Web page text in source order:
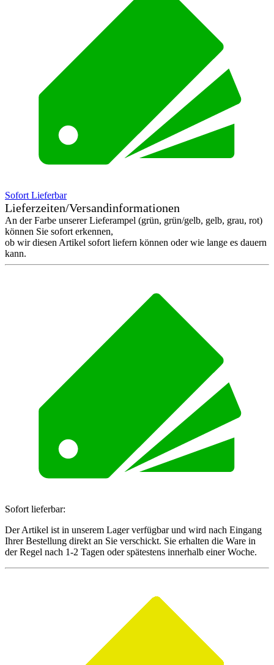
Sofort Lieferbar
Lieferzeiten/Versandinformationen
An der Farbe unserer Lieferampel (grün, grün/gelb, gelb, grau, rot)
können Sie sofort erkennen,
ob wir diesen Artikel sofort liefern können oder wie lange es dauern
kann.
Sofort lieferbar:
Der Artikel ist in unserem Lager verfügbar und wird nach Eingang
Ihrer Bestellung direkt an Sie verschickt. Sie erhalten die Ware in
der Regel nach 1-2 Tagen oder spätestens innerhalb einer Woche.